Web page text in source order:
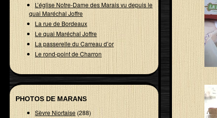
L’église Notre-Dame des Marais vu depuis le
quai Maréchal Joffre
La rue de Bordeaux
Le quai Maréchal Joffre
La passerelle du Carreau d’or
Le rond-point de Charron
PHOTOS DE MARANS
Sèvre Niortaise(288)